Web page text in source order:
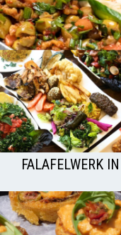
FALAFELWERK